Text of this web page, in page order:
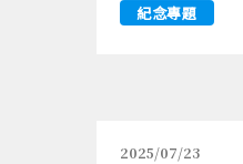
紀念專題
2025/07/23